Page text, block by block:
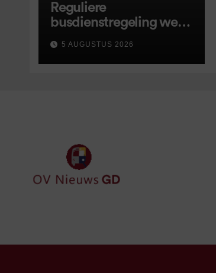
Reguliere
busdienstregeling weer
van start, met kleine
wijzigingen
5 AUGUSTUS 2026